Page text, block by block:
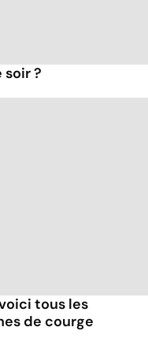
?
tous les
de courge